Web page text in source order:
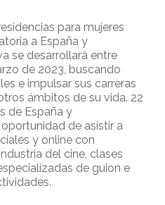
para mujeres
a España y
se desarrollará entre
de 2023, buscando
e impulsar sus carreras
ámbitos de su vida. 22
de España y
de asistir a
y online con
del cine, clases
de guion e